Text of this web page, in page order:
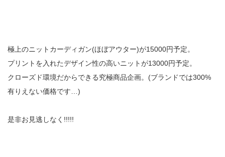
極上のニットカーディガン(ほぼアウター)が15000円予定。
プリントを入れたデザイン性の高いニットが13000円予定。
クローズド環境だからできる究極商品企画。(ブランドでは300%
有りえない価格です…)
是非お見逃しなく!!!!!